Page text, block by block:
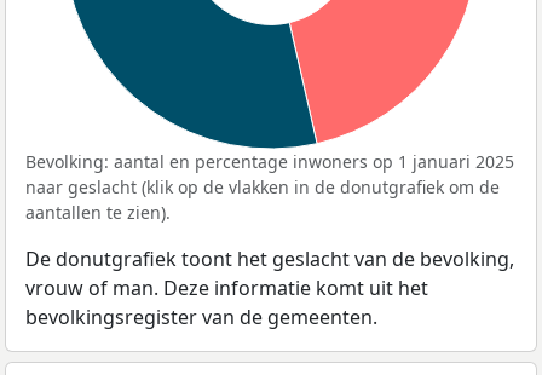
Bevolking: aantal en percentage inwoners op 1 januari 2025
naar geslacht (klik op de vlakken in de donutgrafiek om de
aantallen te zien).
De donutgrafiek toont het geslacht van de bevolking,
vrouw of man. Deze informatie komt uit het
bevolkingsregister van de gemeenten.